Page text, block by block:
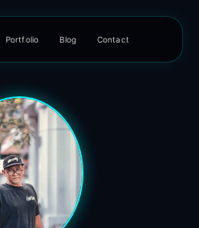
Portfolio Blog Contact